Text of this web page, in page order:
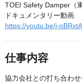
TOEI Safety Damper（
ドキュメンタリー動画
https://youtu.be/j-
仕事内容
協力会社との打ち合わ